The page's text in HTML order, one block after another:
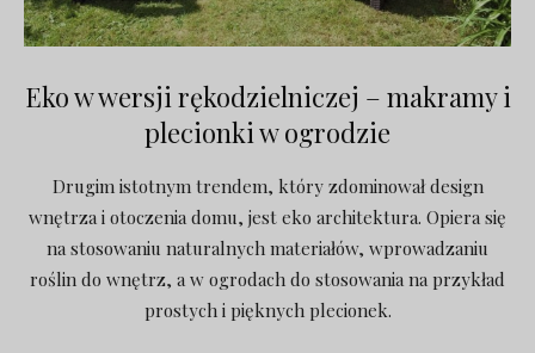
Eko w wersji rękodzielniczej – makramy i
plecionki w ogrodzie
Drugim istotnym trendem, który zdominował design
wnętrza i otoczenia domu, jest eko architektura. Opiera się
na stosowaniu naturalnych materiałów, wprowadzaniu
roślin do wnętrz, a w ogrodach do stosowania na przykład
prostych i pięknych plecionek.